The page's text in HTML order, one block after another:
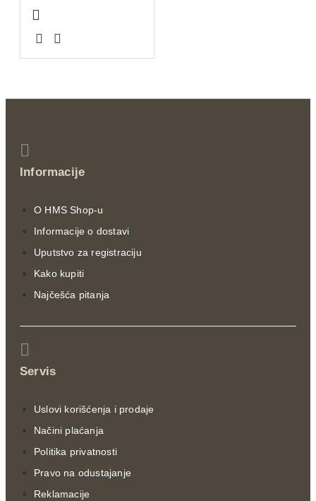
Informacije
O HMS Shop-u
Informacije o dostavi
Uputstvo za registraciju
Kako kupiti
Najčešća pitanja
Servis
Uslovi korišćenja i prodaje
Načini plaćanja
Politika privatnosti
Pravo na odustajanje
Reklamacije